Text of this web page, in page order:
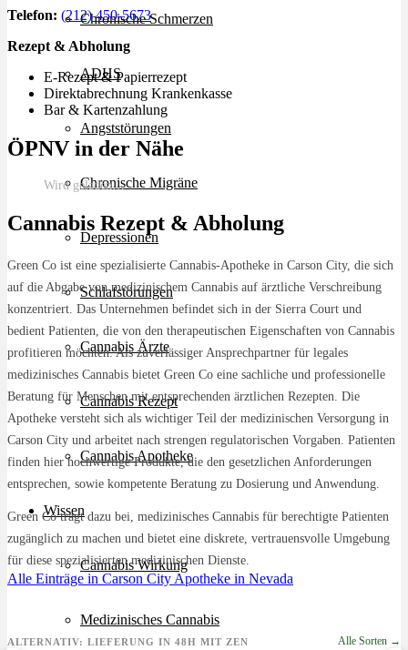
Chronische Schmerzen
ADHS
Angststörungen
Chronische Migräne
Depressionen
Schlafstörungen
Cannabis Ärzte
Cannabis Rezept
Cannabis Apotheke
Wissen
Cannabis Wirkung
Medizinisches Cannabis
Telefon: (212) 450-5673
Rezept & Abholung
E-Rezept & Papierrezept
Direktabrechnung Krankenkasse
Bar & Kartenzahlung
ÖPNV in der Nähe
Wird geladen…
Cannabis Rezept & Abholung
Green Co ist eine spezialisierte Cannabis-Apotheke in Carson City, die sich
auf die Abgabe von medizinischem Cannabis auf ärztliche Verschreibung
konzentriert. Das Unternehmen befindet sich in der Sierra Court und
bedient Patienten, die von den therapeutischen Eigenschaften von Cannabis
profitieren möchten. Als zuverlässiger Ansprechpartner für legales
medizinisches Cannabis bietet Green Co eine sachliche und professionelle
Beratung für Menschen mit entsprechenden ärztlichen Rezepten. Die
Apotheke versteht sich als wichtiger Teil der medizinischen Versorgung in
Carson City und arbeitet nach strengen regulatorischen Vorgaben. Patienten
finden hier hochwertige Produkte, die den gesetzlichen Anforderungen
entsprechen, sowie kompetente Beratung zu Dosierung und Anwendung.
Green Co trägt dazu bei, medizinisches Cannabis für berechtigte Patienten
zugänglich zu machen und bietet eine diskrete, vertrauensvolle Umgebung
für diese spezialisierten medizinischen Dienste.
Alle Einträge in Carson City Apotheke in Nevada
ALTERNATIV: LIEFERUNG IN 48H MIT ZEN Alle Sorten →